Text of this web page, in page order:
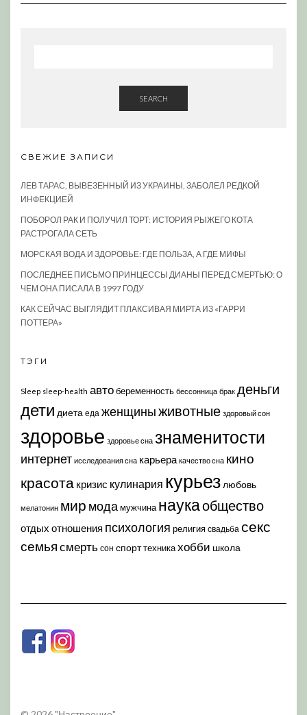
SEARCH
СВЕЖИЕ ЗАПИСИ
ЛЕВ ТАРАС, ВЫВЕЗЕННЫЙ ИЗ УКРАИНЫ, ЗАБОЛЕЛ РЕДКОЙ
ИНФЕКЦИЕЙ
ПОБОРОЛ РАК И ПОЛУЧИЛ ТОРТ: ИСТОРИЯ РЫЖЕГО КОТА
РАСТРОГАЛА СЕТЬ
МОРСКАЯ ВОДА И ЗДОРОВЬЕ: ГДЕ ПОЛЬЗА, А ГДЕ МИФЫ
ПОСЛЕДНЕЕ ПИСЬМО ПРИНЦЕССЫ ДИАНЫ ПЕРЕД СМЕРТЬЮ: О
ЧЕМ ОНА ПИСАЛА В 1997 ГОДУ
КАК СЕЙЧАС ВЫГЛЯДИТ ПЛАКСИВАЯ МИРТА ИЗ «ГАРРИ
ПОТТЕРА»
ТЭГИ
Sleep sleep-health автобеременность бессонница брак деньги
дети диета еда женщиныживотные здоровый сон
здоровье здоровье сна знаменитости
интернет исследования сна карьера качество сна кино
красота кризис кулинария курьез любовь
мелатонин мир модамужчина наукаобщество
отдых отношения психология религия свадьба секс
семья смерть сон спорттехникахобби школа